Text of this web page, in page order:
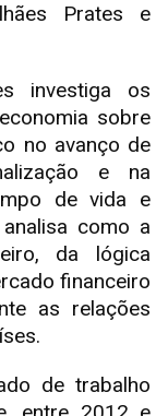
Prates e
investiga os
sobre
no avanço de
e na
de vida e
como a
da lógica
financeiro
as relações
de trabalho